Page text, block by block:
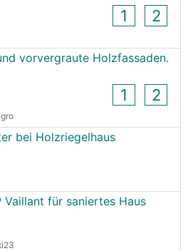
1 2
vorvergraute Holzfassaden.
1 2
bei Holzriegelhaus
Vaillant für saniertes Haus